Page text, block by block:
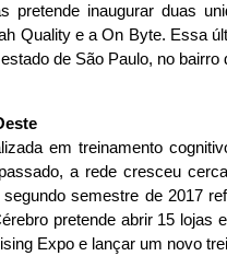
pretende inaugurar duas
Quality e a On Byte. Essa
de São Paulo, no bairro
em treinamento
a rede cresceu
semestre de 2017
pretende abrir 15
Expo e lançar um novo